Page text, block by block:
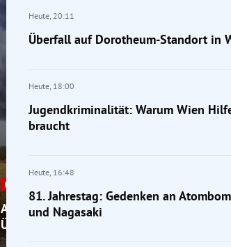
Auch nächste Woche über 35 Grad +
Überschwemmungen in Salzburg
Heute, 20:11
Überfall auf Dorotheum-Standort in
Heute, 18:00
Jugendkriminalität: Warum Wien
braucht
Heute, 16:48
81. Jahrestag: Gedenken an
und Nagasaki